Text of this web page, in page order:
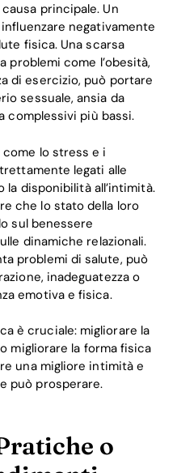
principale. Un
negativamente
fisica. Una scarsa
problemi come l’obesità,
di esercizio, può portare
sessuale, ansia da
complessivi più bassi.
lo stress e i
legati alle
disponibilità all’intimità.
che lo stato della loro
sul benessere
dinamiche relazionali.
problemi di salute, può
inadeguatezza o
emotiva e fisica.
è cruciale: migliorare la
migliorare la forma fisica
una migliore intimità e
può prosperare.
o